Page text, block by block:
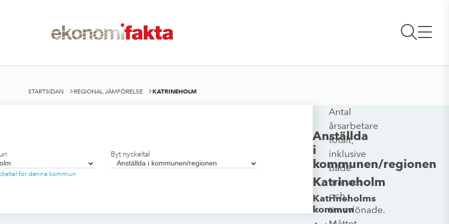
STARTSIDAN REGIONAL JÄMFÖRELSE KATRINEHOLM
Byt nyckeltal
för denna kommun
Anställda
i
kommunen/regionen
Katrineholm
Katrineholms
kommun
Antal
årsarbetare
totalt,
inklusive
både
månads-
och
timavlönade.